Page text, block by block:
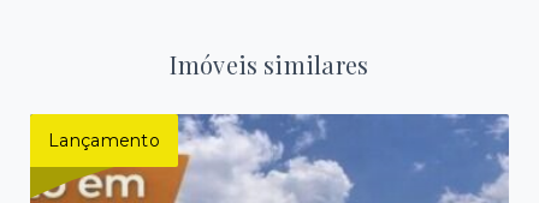
Imóveis similares
Lançamento